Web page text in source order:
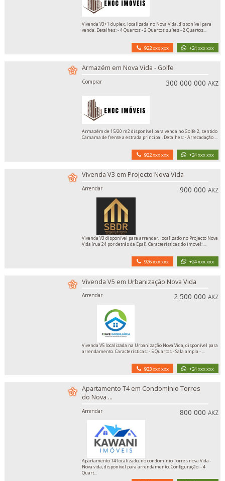
Vivenda V3+1 duplex, localizada no Nova Vida, disponível para
venda. Detalhes: - 4 Quartos - 2 Quartos suítes - 2 Quartos...
922 xxx xxx +24 xxx xxx
Armazém em Nova Vida - Golfe
Comprar 300 000 000AKZ
Armazém de 15/20 m2 disponível para venda no Golfe 2, sentido
Camama de frente a estrada principal. Detalhes: - Arrecadação ...
922 xxx xxx +24 xxx xxx
Vivenda V3 em Projecto Nova Vida
Arrendar 900 000AKZ
Vivenda V3 disponível para arrendar, localizado no Projecto Nova
Vida (rua 24 por detrás da Epal). Características do imovel: ...
926 xxx xxx +24 xxx xxx
Vivenda V5 em Urbanização Nova Vida
Arrendar 2 500 000AKZ
Vivenda V5 localizada na Urbanização Nova Vida, disponível para
arrendamento. Características: - 5 Quartos - Sala ampla - ...
923 xxx xxx +24 xxx xxx
Apartamento T4 em Condomínio Torres
do Nova ...
Arrendar 800 000AKZ
Apartamento T4 localizado, no condomínio Torres nova Vida -
Nova vida, disponível para arrendamento. Configuração: - 4
Quart...